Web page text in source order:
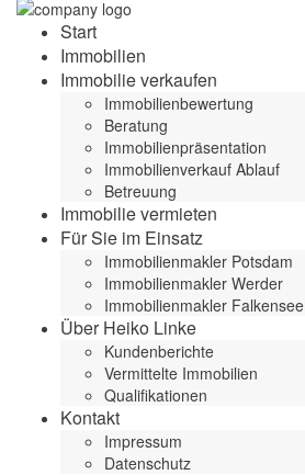
Start
Immobilien
Immobilie verkaufen
Immobilienbewertung
Beratung
Immobilienpräsentation
Immobilienverkauf Ablauf
Betreuung
Immobilie vermieten
Für Sie im Einsatz
Immobilienmakler Potsdam
Immobilienmakler Werder
Immobilienmakler Falkensee
Über Heiko Linke
Kundenberichte
Vermittelte Immobilien
Qualifikationen
Kontakt
Impressum
Datenschutz